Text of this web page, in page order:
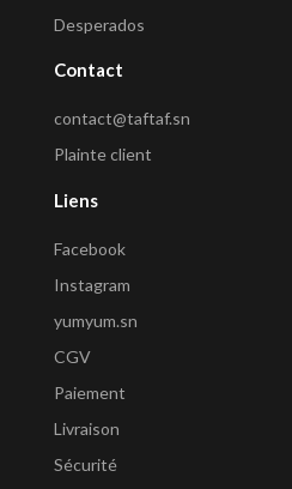
Desperados
Contact
contact@taftaf.sn
Plainte client
Liens
Facebook
Instagram
yumyum.sn
CGV
Paiement
Livraison
Sécurité